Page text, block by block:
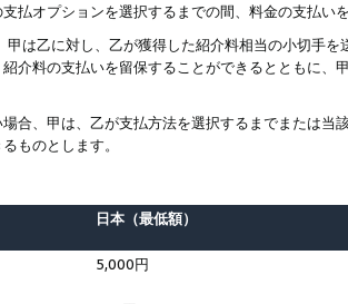
オプションを選択するまでの間、料金の支払い
は乙に対し、乙が獲得した紹介料相当の小切手を
介料の支払いを留保することができるとともに、
合、甲は、乙が支払方法を選択するまでまたは当
ものとします。
日本（最低額）
5,000円